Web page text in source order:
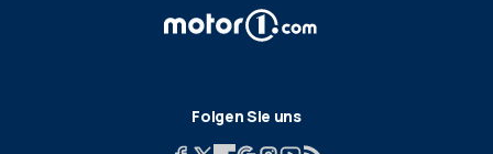
Folgen Sie uns